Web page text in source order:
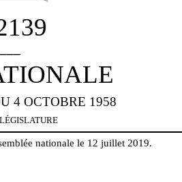
4 OCTOBRE 1958
LÉGISLATURE
nationale le 12 juillet 2019.